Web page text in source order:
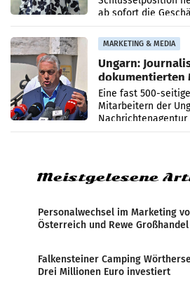
ab sofort die
PR-Agentur an der
Anna Kalina-Mahr.
MARKETING & MEDIA
Ungarn:
dokumentierten
Zensur
Eine fast 500-
Mitarbeitern der
Nachrichtenagentur
systematische
Meistgelesene
Personalwechsel im Marketing
Österreich und Rewe Großhandel
Falkensteiner Camping
Drei Millionen Euro investiert